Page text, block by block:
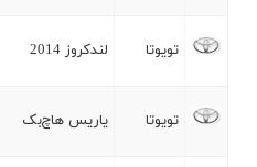
تويوتا لندکروز 2014
تويوتا ياريس هاچ‌بک